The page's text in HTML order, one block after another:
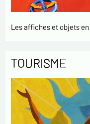
Les affiches et objets
TOURISME